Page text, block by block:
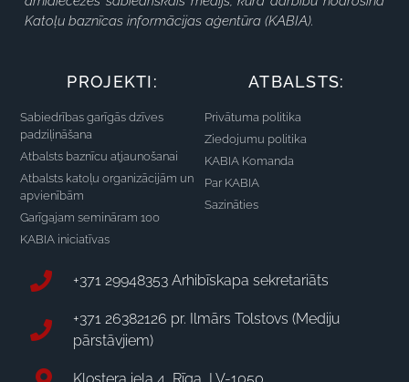
Katoļu baznīcas informācijas aģentūra (KABIA).
PROJEKTI:
Sabiedrības garīgās dzīves
padziļināšana
Atbalsts baznīcu atjaunošanai
Atbalsts katoļu organizācijām un
apvienībām
Garīgajam semināram 100
KABIA iniciatīvas
ATBALSTS:
Privātuma politika
Ziedojumu politika
KABIA Komanda
Par KABIA
Sazināties
+371 29948353 Arhibīskapa sekretariāts
+371 26382126 pr. Ilmārs Tolstovs (Mediju
pārstāvjiem)